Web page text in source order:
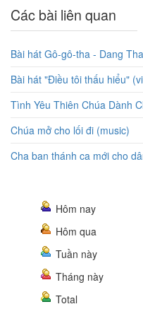
Các bài liên quan
Bài hát Gô-gô-tha - Dang
Bài hát "Điều tôi thấu hiểu"
Tình Yêu Thiên Chúa Dành
Chúa mở cho lối đi (music)
Cha ban thánh ca mới cho
Hôm nay
Hôm qua
Tuần này
Tháng này
Total